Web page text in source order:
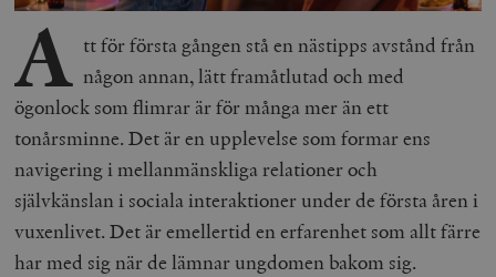
A tt för första gången stå en nästipps avstånd från
någon annan, lätt framåtlutad och med
ögonlock som flimrar är för många mer än ett
tonårsminne. Det är en upplevelse som formar ens
navigering i mellanmänskliga relationer och
självkänslan i sociala interaktioner under de första åren i
vuxenlivet. Det är emellertid en erfarenhet som allt färre
har med sig när de lämnar ungdomen bakom sig.